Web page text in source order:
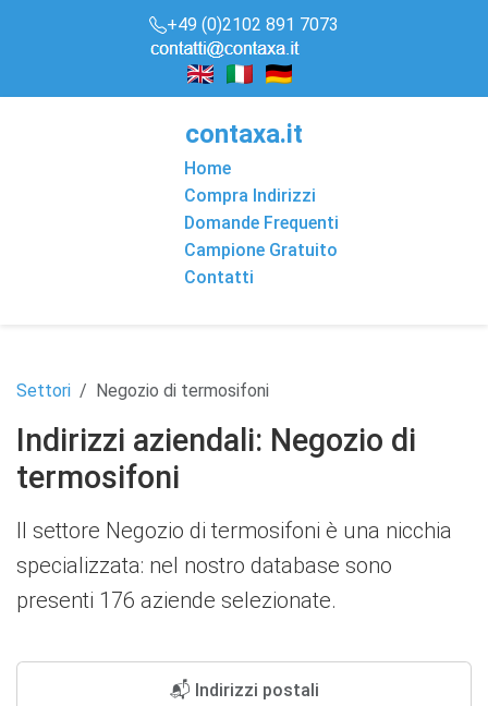
+49 (0)2102 891 7073
contaxa.it
Home
Compra Indirizzi
Domande Frequenti
Campione Gratuito
Contatti
Settori Negozio di termosifoni
Indirizzi aziendali: Negozio di
termosifoni
Il settore Negozio di termosifoni è una nicchia
specializzata: nel nostro database sono
presenti 176 aziende selezionate.
📬 Indirizzi postali